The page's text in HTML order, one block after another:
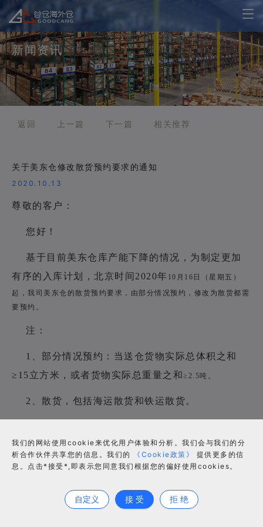
新闻资讯
返回 上一篇 下一篇 相关推荐
关于美东仓修改散货预约要求的通知
2020.10.13
尊敬的客户：
您好！
基于目前美东仓库产能下降的情况，为制定更加
有序的入库计划，北京时间2020年 10月16日（星期五）
起，我司美东仓的散货预约要求，由部分情况预约，修改为散货都 需
要预约。
注：
1、部分情况预约：当送仓货物实际总体积之和
≥15立方米，或者货物实际总重量之和≥2.5吨。
2、散货，包括海运散货和铁运散货。
以来对我司的信任与支持。
我们的网站使用cookie来优化用户体验和分析。我们会与我们的分
析合作伙伴共享您的信息。我们的
《Cookie政策》
提供更多的信
息。点击*接受*,即表示您同意我们根据您的偏好使用cookies。
自定义 接 受 拒 绝